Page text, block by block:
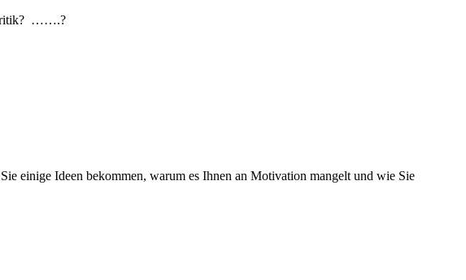
Kritik? …….?
einige Ideen bekommen, warum es Ihnen an Motivation mangelt und wie Sie